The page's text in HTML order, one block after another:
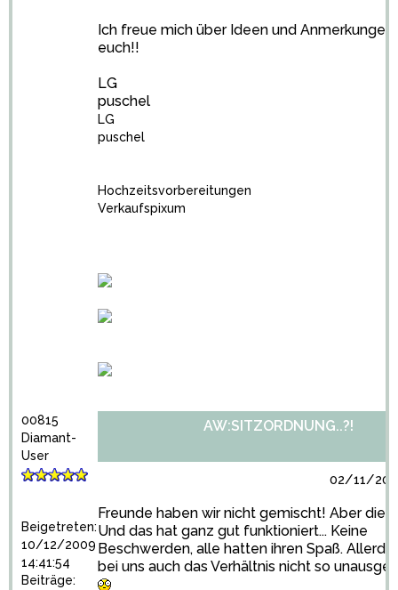
Ich freue mich über Ideen und Anmerkungen
euch!!
LG
puschel
LG
puschel
Hochzeitsvorbereitungen
Verkaufspixum
00815
Diamant-
User
Beigetreten:
10/12/2009
14:41:54
Beiträge:
AW:SITZORDNUNG..?!
02/11/
Freunde haben wir nicht gemischt! Aber die
Und das hat ganz gut funktioniert... Keine
Beschwerden, alle hatten ihren Spaß.
bei uns auch das Verhältnis nicht so